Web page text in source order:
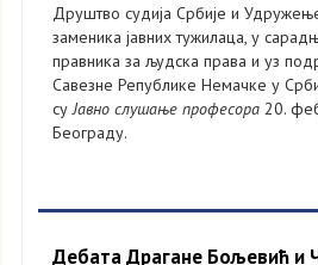
Друштво судија Србије и
заменика јавних тужилаца, у
правника за људска права и уз
Савезне Републике Немачке у
суЈавно слушање професора 20.
Београду.
Дебата Драгане Бољевић и